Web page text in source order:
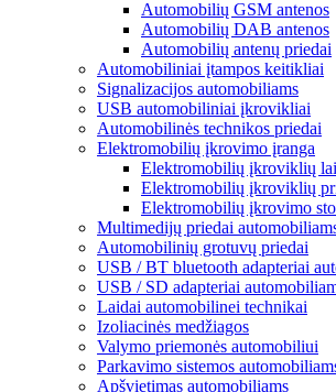
Automobilių GSM antenos
Automobilių DAB antenos
Automobilių antenų priedai
Automobiliniai įtampos keitikliai
Signalizacijos automobiliams
USB automobiliniai įkrovikliai
Automobilinės technikos priedai
Elektromobilių įkrovimo įranga
Elektromobilių įkroviklių
Elektromobilių įkroviklių
Elektromobilių įkrovimo
Multimedijų priedai
Automobilinių grotuvų priedai
USB / BT bluetooth adapteriai
USB / SD adapteriai
Laidai automobilinei technikai
Izoliacinės medžiagos
Valymo priemonės automobiliui
Parkavimo sistemos
Apšvietimas automobiliams